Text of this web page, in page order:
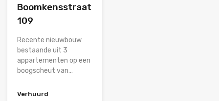
Boomkensstraat
109
Recente nieuwbouw
bestaande uit 3
appartementen op een
boogscheut van…
Verhuurd